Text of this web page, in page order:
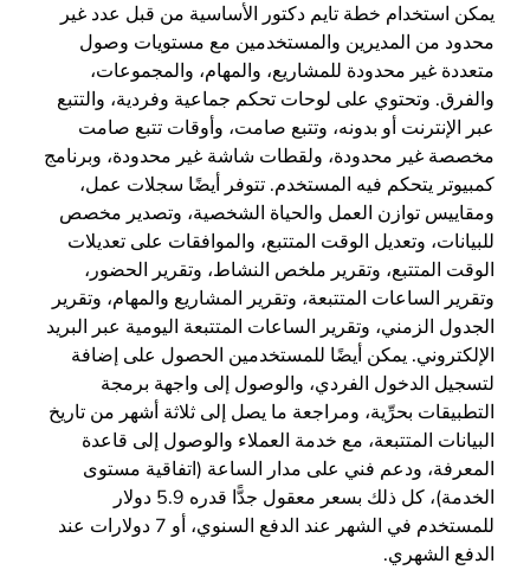
يمكن استخدام خطة تايم دكتور الأساسية من قبل عدد غير
محدود من المديرين والمستخدمين مع مستويات وصول
متعددة غير محدودة للمشاريع، والمهام، والمجموعات،
والفرق. وتحتوي على لوحات تحكم جماعية وفردية، والتتبع
عبر الإنترنت أو بدونه، وتتبع صامت، وأوقات تتبع صامت
مخصصة غير محدودة، ولقطات شاشة غير محدودة، وبرنامج
كمبيوتر يتحكم فيه المستخدم. تتوفر أيضًا سجلات عمل،
ومقاييس توازن العمل والحياة الشخصية، وتصدير مخصص
للبيانات، وتعديل الوقت المتتبع، والموافقات على تعديلات
الوقت المتتبع، وتقرير ملخص النشاط، وتقرير الحضور،
وتقرير الساعات المتتبعة، وتقرير المشاريع والمهام، وتقرير
الجدول الزمني، وتقرير الساعات المتتبعة اليومية عبر البريد
الإلكتروني. يمكن أيضًا للمستخدمين الحصول على إضافة
لتسجيل الدخول الفردي، والوصول إلى واجهة برمجة
التطبيقات بحرِّية، ومراجعة ما يصل إلى ثلاثة أشهر من تاريخ
البيانات المتتبعة، مع خدمة العملاء والوصول إلى قاعدة
المعرفة، ودعم فني على مدار الساعة (اتفاقية مستوى
الخدمة)، كل ذلك بسعر معقول جدًّا قدره 5.9 دولار
للمستخدم في الشهر عند الدفع السنوي، أو 7 دولارات عند
الدفع الشهري.